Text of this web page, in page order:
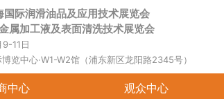
际润滑油品及应用技术展览会
属加工液及表面清洗技术展览会
11日
博览中心·W1-W2馆（浦东新区龙阳路2345号）
中心 观众中心
关于展会 展商中心